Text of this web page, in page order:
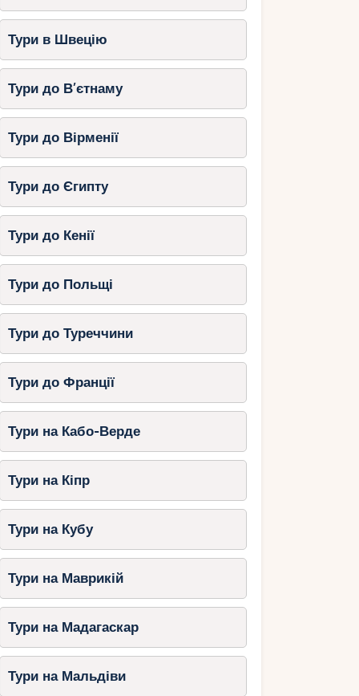
Тури в Швецію
Тури до В’єтнаму
Тури до Вірменії
Тури до Єгипту
Тури до Кенії
Тури до Польщі
Тури до Туреччини
Тури до Франції
Тури на Кабо-Верде
Тури на Кіпр
Тури на Кубу
Тури на Маврикій
Тури на Мадагаскар
Тури на Мальдіви